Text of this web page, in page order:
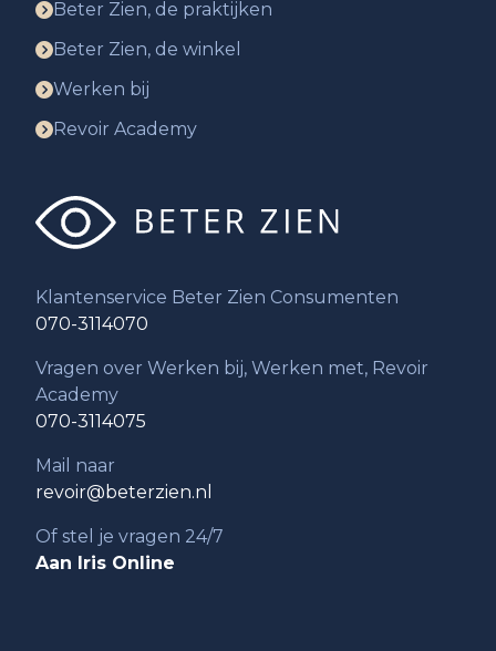
Beter Zien, de praktijken
Beter Zien, de winkel
Werken bij
Revoir Academy
Klantenservice Beter Zien Consumenten
070-3114070
Vragen over Werken bij, Werken met, Revoir
Academy
070-3114075
Mail naar
revoir@beterzien.nl
Of stel je vragen 24/7
Aan Iris Online